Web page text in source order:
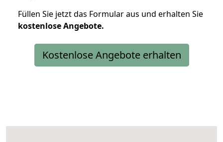
Füllen Sie jetzt das Formular aus und erhalten Sie
kostenloseAngebote.
Kostenlose Angebote erhalten